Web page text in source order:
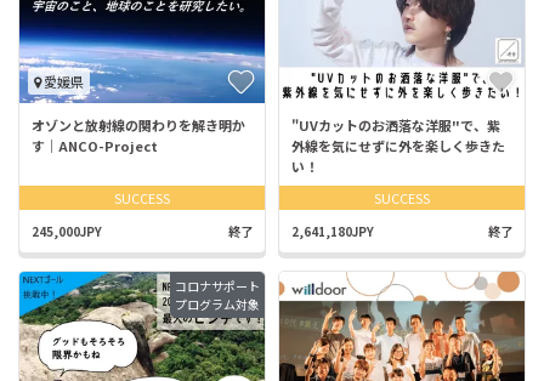
愛媛県
オゾンと放射線の関わりを解き明か
す｜ANCO-Project
SUCCESS
245,000JPY 終了
"UVカットのお洒落な洋服"で、紫
外線を気にせずに外を楽しく歩きた
い！
SUCCESS
2,641,180JPY 終了
コロナサポート
プログラム対象